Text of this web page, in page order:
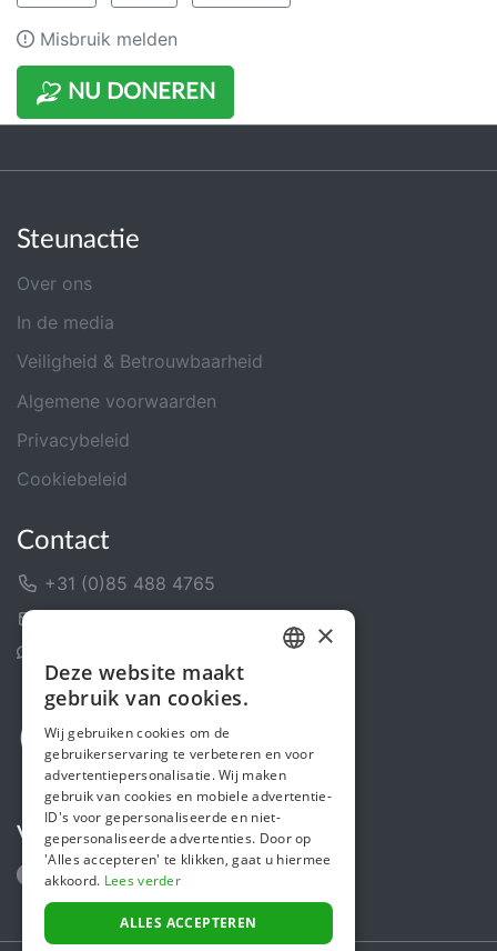
NU DONEREN
Misbruik melden
Steunactie
Over ons
In de media
Veiligheid & Betrouwbaarheid
Algemene voorwaarden
Privacybeleid
Cookiebeleid
Contact
+31 (0)85 488 4765
Volg ons
ENGLISH
×
Deze website maakt
gebruik van cookies.
Wij gebruiken cookies om de
gebruikerservaring te verbeteren en voor
advertentiepersonalisatie. Wij maken
gebruik van cookies en mobiele advertentie-
ID's voor gepersonaliseerde en niet-
gepersonaliseerde advertenties. Door op
'Alles accepteren' te klikken, gaat u hiermee
akkoord. Lees verder
ALLES ACCEPTEREN